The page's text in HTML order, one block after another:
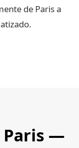
de Paris a
Paris —